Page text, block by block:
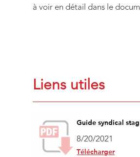
à voir en détail dans le
Liens utiles
Guide syndical
8/20/2021
Télécharger